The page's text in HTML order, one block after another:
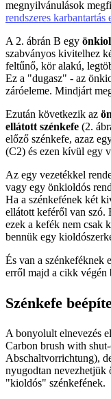
megnyilvánulások
rendszeres karbantartás
A 2. ábrán B egy
szabványos kivitelhez
feltűnő, kör alakú,
Ez a "dugasz" - az
záróeleme. Mindjárt
Ezután következik az
ellátott szénkefe (2.
előző szénkefe, azaz
(C2) és ezen kívül egy
Az egy vezetékkel
vagy egy önkioldós
Ha a szénkefének két
ellátott keféről van szó.
ezek a kefék nem csak
bennük egy
És van a szénkeféknek
erről majd a cikk végén
Szénkefe
A bonyolult elnevezés
Carbon brush with
Abschaltvorrichtung),
nyugodtan
"kioldós" szénkefének.